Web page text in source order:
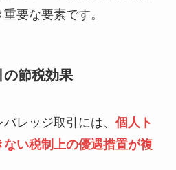
要な要素です。
の節税効果
レッジ取引には、 個人ト
い税制上の優遇措置が複